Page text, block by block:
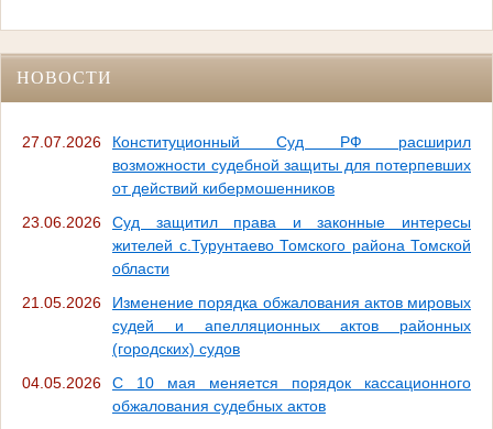
НОВОСТИ
27.07.2026
Конституционный Суд РФ расширил
возможности судебной защиты для потерпевших
от действий кибермошенников
23.06.2026
Суд защитил права и законные интересы
жителей с.Турунтаево Томского района Томской
области
21.05.2026
Изменение порядка обжалования актов мировых
судей и апелляционных актов районных
(городских) судов
04.05.2026
С 10 мая меняется порядок кассационного
обжалования судебных актов